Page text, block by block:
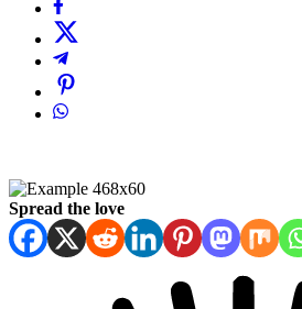
Spread the love